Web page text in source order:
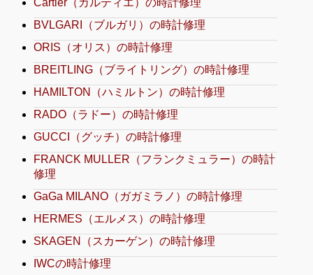
BVLGARI（ブルガリ）の時計修理
ORIS（オリス）の時計修理
BREITLING（ブライトリング）の時計修理
HAMILTON（ハミルトン）の時計修理
RADO（ラドー）の時計修理
GUCCI（グッチ）の時計修理
FRANCK MULLER（フランクミュラー）の時計
修理
GaGa MILANO（ガガミラノ）の時計修理
HERMES（エルメス）の時計修理
SKAGEN（スカーゲン）の時計修理
IWCの時計修理